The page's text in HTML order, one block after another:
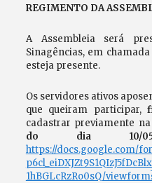
REGIMENTO DA
A Assembleia será
Sinagências, em
esteja presente.
Os servidores ativos
que queiram participar,
cadastrar previamente
do dia
https://docs.google.com/
1hBGLcRzRo0sQ/